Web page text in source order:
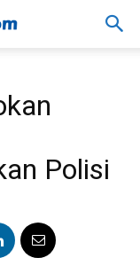
Polisi